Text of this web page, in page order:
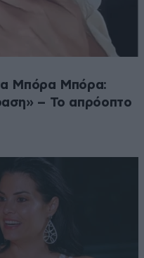
Μπόρα Μπόρα:
– Το απρόοπτο